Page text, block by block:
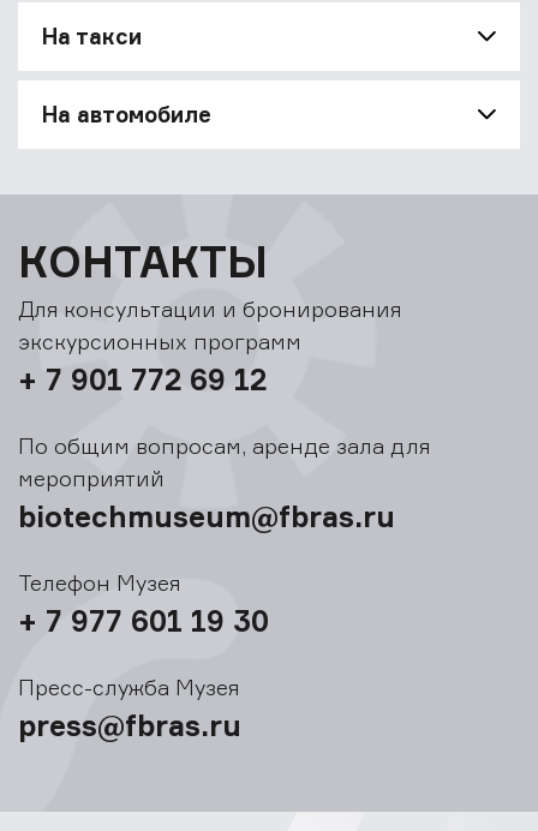
На такси
На автомобиле
КОНТАКТЫ
Для консультации и бронирования
экскурсионных программ
+ 7 901 772 69 12
По общим вопросам, аренде зала для
мероприятий
biotechmuseum@fbras.ru
Телефон Музея
+ 7 977 601 19 30
Пресс-служба Музея
press@fbras.ru